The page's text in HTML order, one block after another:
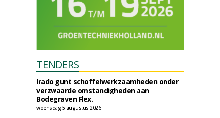
TENDERS
Irado gunt schoffelwerkzaamheden onder
verzwaarde omstandigheden aan
Bodegraven Flex.
woensdag 5 augustus 2026